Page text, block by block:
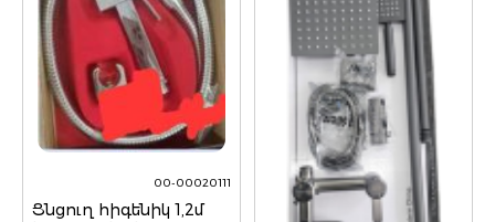
00-00020111
Ցնցուղ հիգենիկ 1,2մ